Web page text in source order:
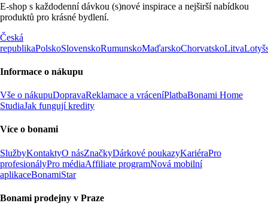
E-shop s každodenní dávkou (s)nové inspirace a nejširší nabídkou
produktů pro krásné bydlení.
Česká
republikaPolskoSlovenskoRumunskoMaďarskoChorvatskoLitva
Informace o nákupu
Vše o nákupuDopravaReklamace a vráceníPlatbaBonami Home
StudiaJak fungují kredity
Více o bonami
SlužbyKontaktyO násZnačkyDárkové poukazyKariéraPro
profesionályPro médiaAffiliate programNová mobilní
aplikaceBonamiStar
Bonami prodejny v Praze